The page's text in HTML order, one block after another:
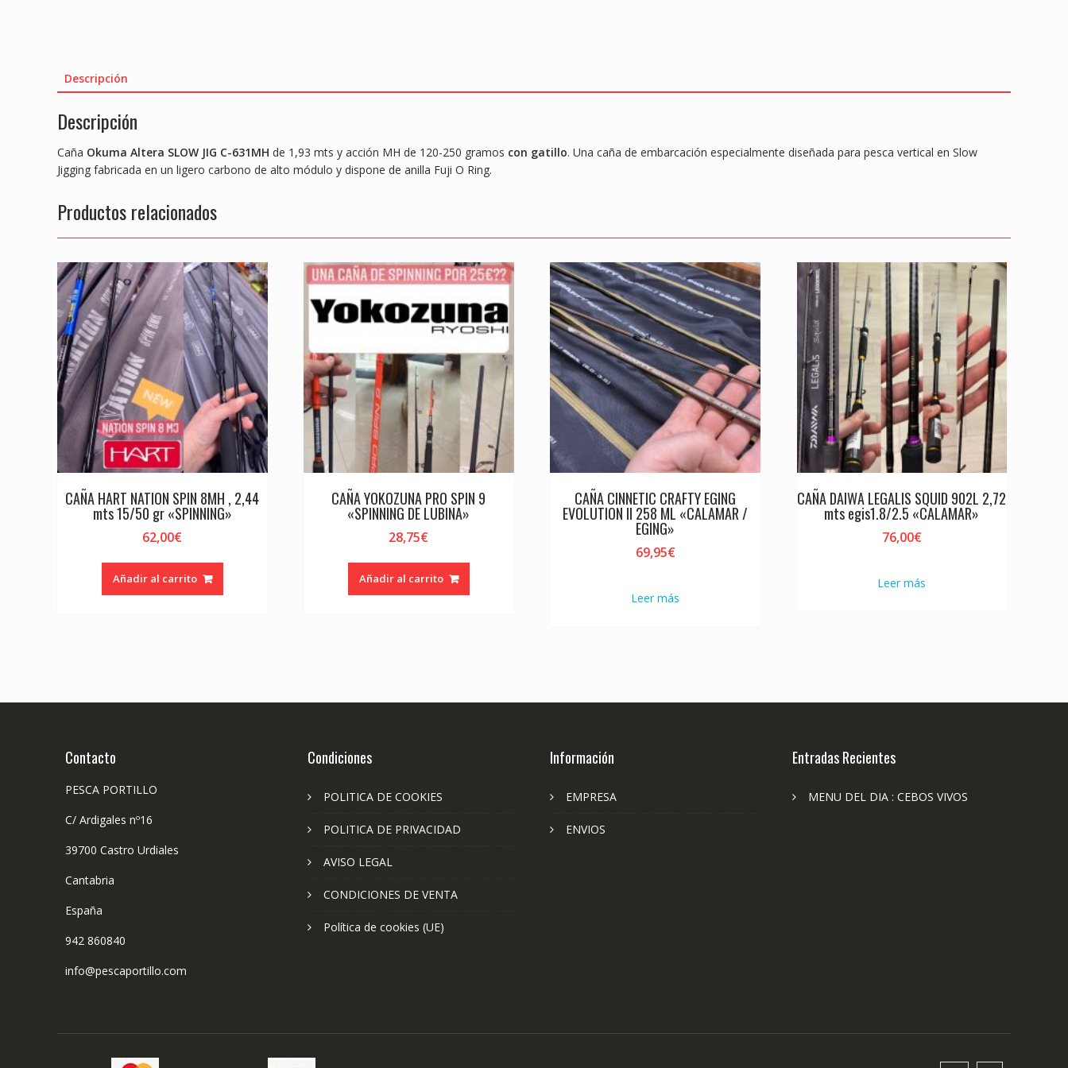
Descripción
Descripción
Caña Okuma Altera SLOW JIG C-631MH de 1,93 mts y acción MH de 120-250 gramos con gatillo. Una caña de embarcación especialmente diseñada para pesca vertical en Slow
Jigging fabricada en un ligero carbono de alto módulo y dispone de anilla Fuji O Ring.
Productos relacionados
CAÑA HART NATION SPIN 8MH , 2,44
mts 15/50 gr «SPINNING»
62,00€
Añadir al carrito
CAÑA YOKOZUNA PRO SPIN 9
«SPINNING DE LUBINA»
28,75€
Añadir al carrito
CAÑA CINNETIC CRAFTY EGING
EVOLUTION II 258 ML «CALAMAR /
EGING»
69,95€
Leer más
CAÑA DAIWA LEGALIS SQUID 902L 2,72
mts egis1.8/2.5 «CALAMAR»
76,00€
Leer más
Contacto
PESCA PORTILLO
C/ Ardigales nº16
39700 Castro Urdiales
Cantabria
España
942 860840
info@pescaportillo.com
Condiciones
POLITICA DE COOKIES
POLITICA DE PRIVACIDAD
AVISO LEGAL
CONDICIONES DE VENTA
Política de cookies (UE)
Información
EMPRESA
ENVIOS
Entradas Recientes
MENU DEL DIA : CEBOS VIVOS